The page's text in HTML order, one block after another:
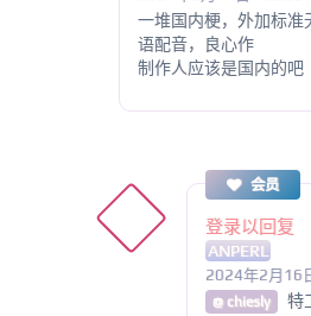
一堆国内梗，外加标准
语配音，良心作
制作人应该是国内的吧
会员
登录以回复
ANPERL
2024年2月16
@ chiesly 特